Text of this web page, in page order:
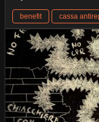
benefit cassa